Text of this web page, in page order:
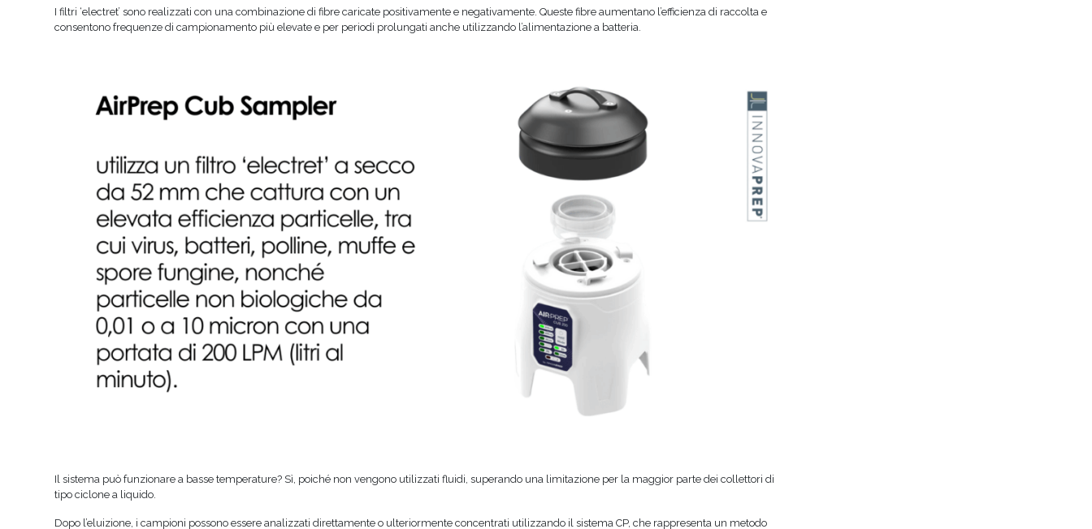
I filtri ‘electret’ sono realizzati con una combinazione di fibre caricate positivamente e negativamente. Queste fibre aumentano l’efficienza di raccolta e
consentono frequenze di campionamento più elevate e per periodi prolungati anche utilizzando l’alimentazione a batteria.
Il sistema può funzionare a basse temperature? Sì, poiché non vengono utilizzati fluidi, superando una limitazione per la maggior parte dei collettori di
tipo ciclone a liquido.
Dopo l’eluizione, i campioni possono essere analizzati direttamente o ulteriormente concentrati utilizzando il sistema CP, che rappresenta un metodo